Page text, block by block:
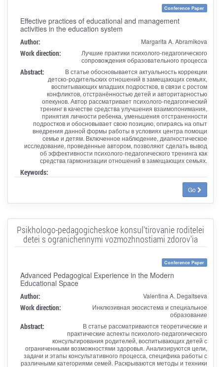
Conference Paper
Effective practices of educational and management
activities in the education system
Author: Margarita A. Abramikova
Work direction:
Лучшие практики психолого-педагогического
сопровождения образовательного процесса
Abstract:
В статье обосновывается актуальность коррекции
детско-родительских отношений в замещающих семьях,
воспитывающих младших подростков, в связи с ростом
конфликтов, отстранённостью детей и авторитарностью
опекунов. Автор рассматривает психолого-педагогический
тренинг в качестве средства улучшения взаимопонимания,
принятия личности ребенка, уменьшения отстраненности
подростков и обосновывает свою позицию, опираясь на опыт
внедрения данной формы работы в условиях центра помощи
семье и детям. Включенное наблюдение, диагностическое
исследование, проведенные автором, позволяют сделать вывод
об эффективности психолого-педагогического тренинга как
средства гармонизации отношений в замещающих семьях.
Keywords:
Go
Psikhologo-pedagogicheskoe konsul'tirovanie roditelei
detei s ogranichennymi vozmozhnostiami zdorov'ia
Conference Paper
Advanced Pedagogical Experience in the Modern
Educational Space
Author: Valentina A. Degaltseva
Work direction:
Инклюзивная экосистема и специальное
образование
Abstract:
В статье рассматриваются теоретические и
практические аспекты психолого-педагогического
консультирования родителей, воспитывающих детей с
ограниченными возможностями здоровья. Анализируются цели,
задачи и этапы консультативного процесса, специфика работы с
различными категориями семей. Раскрываются методы и техники